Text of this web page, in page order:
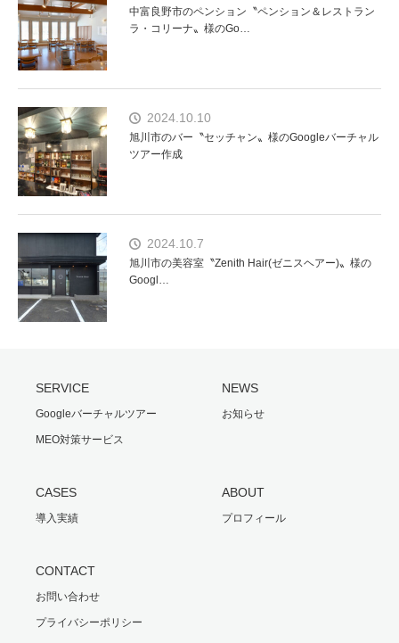
中富良野市のペンション〝ペンション＆レストラン
ラ・コリーナ〟様のGo…
2024.10.10
旭川市のバー〝セッチャン〟様のGoogleバーチャル
ツアー作成
2024.10.7
旭川市の美容室〝Zenith Hair(ゼニスヘアー)〟様の
Googl…
SERVICE
Googleバーチャルツアー
MEO対策サービス
NEWS
お知らせ
CASES
導入実績
ABOUT
プロフィール
CONTACT
お問い合わせ
プライバシーポリシー